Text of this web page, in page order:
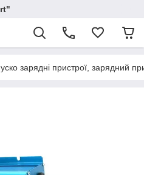
зарядні пристрої, зарядний